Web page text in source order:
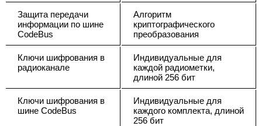
Защита передачи
информации по шине
CodeBus
Алгоритм
криптографического
преобразования
Ключи шифрования в
радиоканале
Индивидуальные для
каждой радиометки,
длиной 256 бит
Ключи шифрования в
шине CodeBus
Индивидуальные для
каждого комплекта, длиной
256 бит